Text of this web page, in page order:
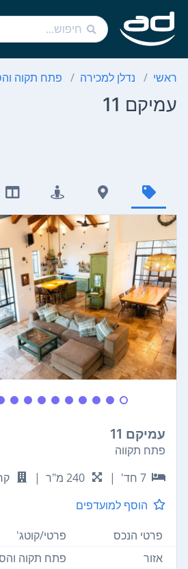
ראשי נדלן למכירה פתח תקוה
עמיקם 11
עמיקם 11
פתח תקווה
7 חד'
| 240 מ"ר |
הוסף למועדפים
פרטי הנכס
פרטי/קוטג'
אזור
פתח תקוה